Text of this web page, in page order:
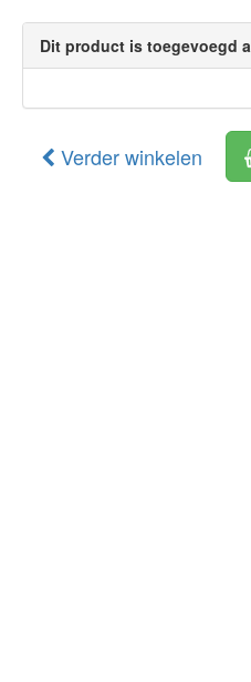
Dit product is toegevoegd
Verder winkelen